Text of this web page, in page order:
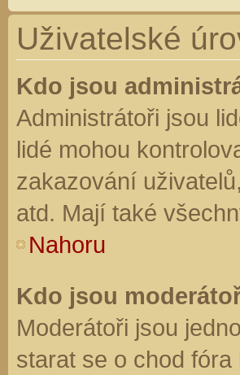
Uživatelské
Kdo jsou
Administrátoři jsou
lidé mohou
zakazování
atd. Mají také
Nahoru
Kdo jsou
Moderátoři jsou
starat se o chod